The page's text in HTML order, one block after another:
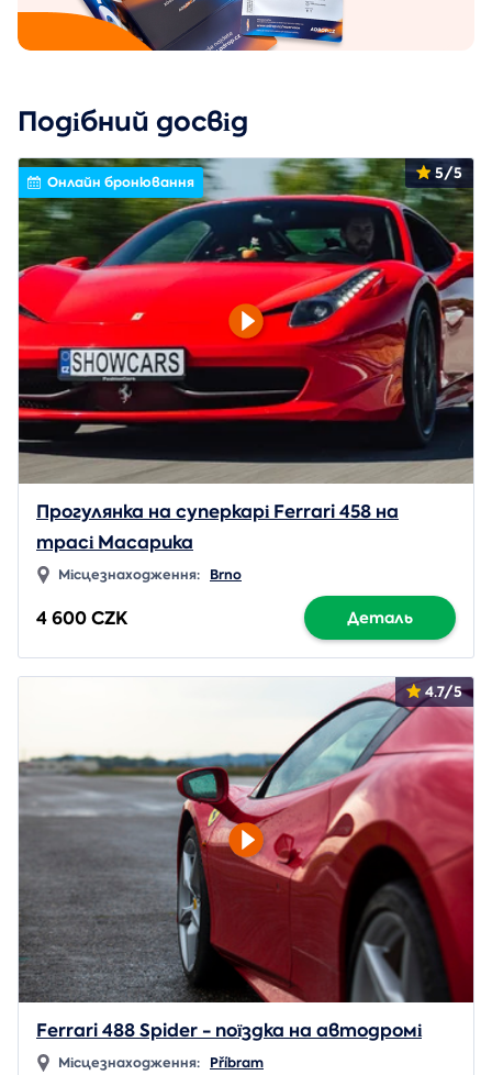
Подібний досвід
5/5
Онлайн бронювання
Прогулянка на суперкарі Ferrari 458 на
трасі Масарика
Місцезнаходження: Brno
4 600 CZK Деталь
4.7/5
Ferrari 488 Spider - поїздка на автодромі
Місцезнаходження: Příbram